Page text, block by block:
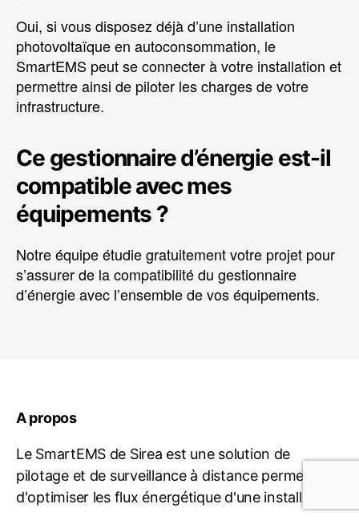
Oui, si vous disposez déjà d’une installation
photovoltaïque en autoconsommation, le
SmartEMS peut se connecter à votre installation et
permettre ainsi de piloter les charges de votre
infrastructure.
Ce gestionnaire d’énergie est-il
compatible avec mes
équipements ?
Notre équipe étudie gratuitement votre projet pour
s’assurer de la compatibilité du gestionnaire
d’énergie avec l’ensemble de vos équipements.
A propos
Le SmartEMS de Sirea est une solution de
pilotage et de surveillance à distance permettant
d'optimiser les flux énergétique d'une installation.